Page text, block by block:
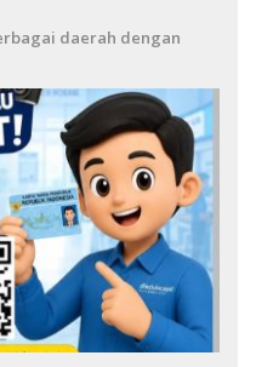
daerah dengan